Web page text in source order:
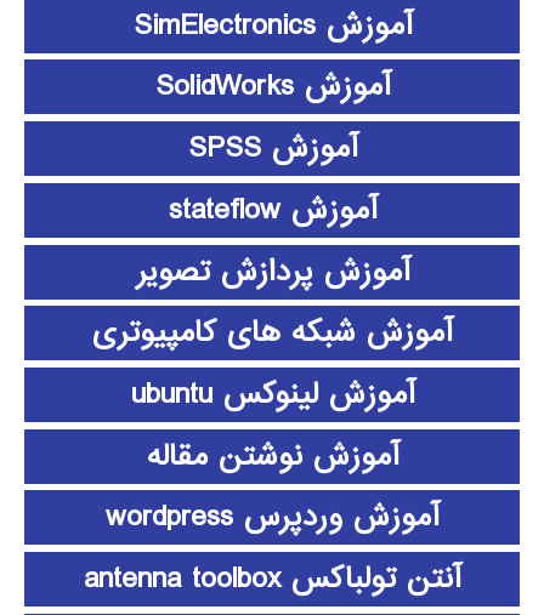
آموزش SimElectronics
آموزش SolidWorks
آموزش SPSS
آموزش stateflow
آموزش پردازش تصویر
آموزش شبکه های کامپیوتری
آموزش لینوکس ubuntu
آموزش نوشتن مقاله
آموزش وردپرس wordpress
آنتن تولباکس antenna toolbox